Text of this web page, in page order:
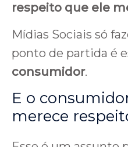
respeito que ele
Mídias Sociais só
ponto de partida é
consumidor.
E o
merece